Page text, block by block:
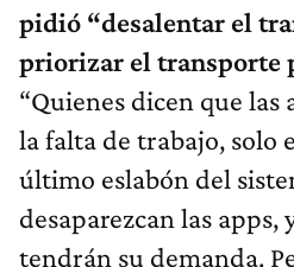
pidió “desalentar el
priorizar el transporte
“Quienes dicen que las
la falta de trabajo, solo
último eslabón del
desaparezcan las apps,
tendrán su demanda.